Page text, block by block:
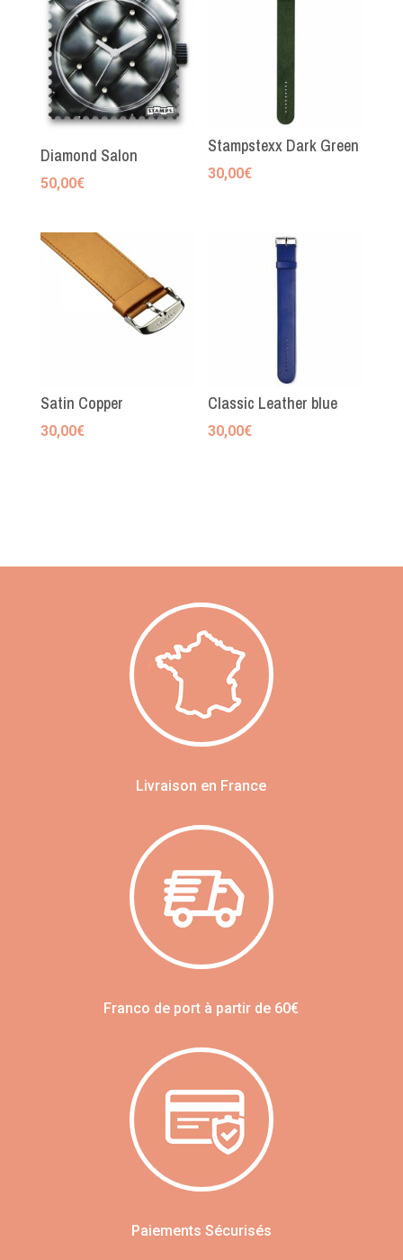
Diamond Salon
50,00€
Stampstexx Dark Green
30,00€
Satin Copper
30,00€
Classic Leather blue
30,00€
Livraison en France
Franco de port à partir de 60€
Paiements Sécurisés